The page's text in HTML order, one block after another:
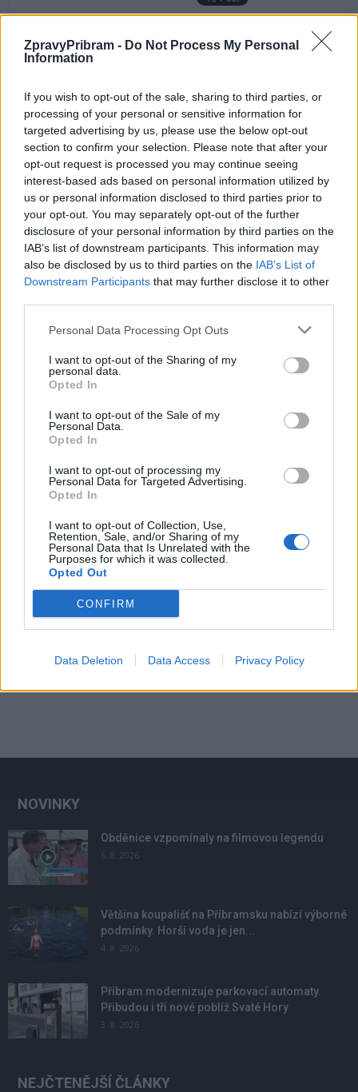
ZpravyPribram - Do Not Process My Personal
Information
If you wish to opt-out of the sale, sharing to third parties, or
processing of your personal or sensitive information for
targeted advertising by us, please use the below opt-out
section to confirm your selection. Please note that after your
opt-out request is processed you may continue seeing
interest-based ads based on personal information utilized by
us or personal information disclosed to third parties prior to
your opt-out. You may separately opt-out of the further
disclosure of your personal information by third parties on the
IAB’s list of downstream participants. This information may
also be disclosed by us to third parties on the IAB’s List of
Downstream Participants that may further disclose it to other
Personal Data Processing Opt Outs
I want to opt-out of the Sharing of my
personal data.
Opted In
I want to opt-out of the Sale of my
Personal Data.
Opted In
I want to opt-out of processing my
Personal Data for Targeted Advertising.
Opted In
I want to opt-out of Collection, Use,
Retention, Sale, and/or Sharing of my
Personal Data that Is Unrelated with the
Purposes for which it was collected.
Opted Out
CONFIRM
Data Deletion Data Access Privacy Policy
Předchozí článek
volbami Konvalinka, nyní dí, že
„Příbram nevzkvétá“… Kde udělali
soudruzi z NDR chybu, ptá se
klasik
a úpadek Galerie Františka
SOUVISEJÍCÍ ČLÁNKY
VÍCE OD AUTORA
Zpravodajství
Většina koupališť na Příbramsku nabízí
výborné podmínky. Horší voda je jen na
Živohošti
Zpravodajství
Přibudou i tři nové poblíž Svaté Hory
Středočeský kraj upravil pravidla soutěže.
Obce nově získají body i za předcházení
NOVINKY
Obděnice vzpomínaly na filmovou legendu
6. 8. 2026
Většina koupališť na Příbramsku nabízí výborné
podmínky. Horší voda je jen...
4. 8. 2026
Příbram modernizuje parkovací automaty.
Přibudou i tři nové poblíž Svaté Hory
3. 8. 2026
NEJČTENĚJŠÍ ČLÁNKY